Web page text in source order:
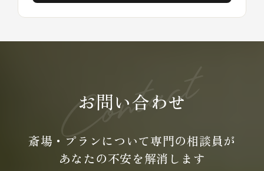
お問い合わせ
斎場・プランについて専門の相談員が
あなたの不安を解消します